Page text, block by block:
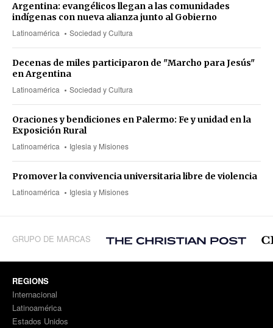
Latinoamérica Sociedad y Cultura
Argentina: evangélicos llegan a las comunidades
indígenas con nueva alianza junto al Gobierno
Latinoamérica Sociedad y Cultura
Decenas de miles participaron de "Marcho para Jesús"
en Argentina
Latinoamérica Iglesia y Misiones
Oraciones y bendiciones en Palermo: Fe y unidad en la
Exposición Rural
Latinoamérica Iglesia y Misiones
Promover la convivencia universitaria libre de violencia
GRUPO DE MARCAS
REGIONS
Internacional
Latinoamérica
Estados Unidos